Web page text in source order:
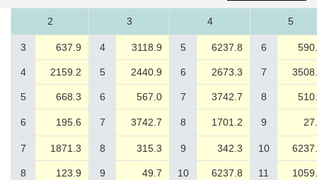
2 3 4 5
3 637.9 4 3118.9 5 6237.8 6
4 2159.2 5 2440.9 6 2673.3 7
5 668.3 6 567.0 7 3742.7 8
6 195.6 7 3742.7 8 1701.2 9
7 1871.3 8 315.3 9 342.3 10
8 123.9 9 49.7 10 6237.8 11